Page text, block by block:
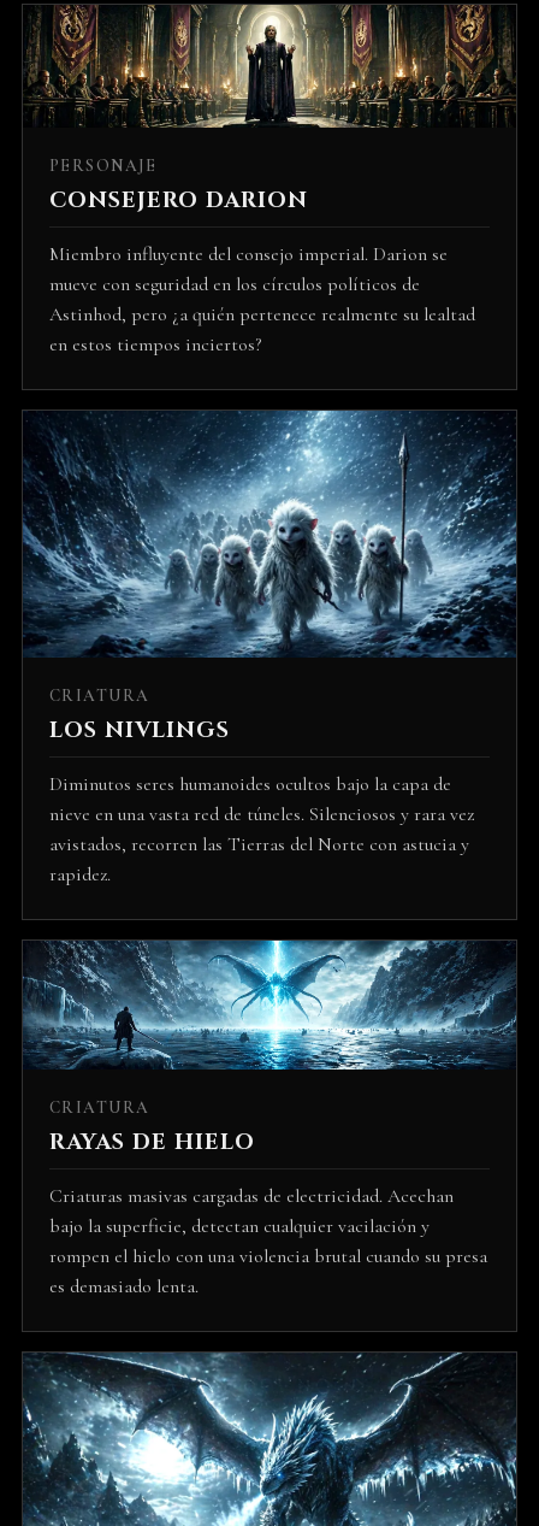
PERSONAJE
CONSEJERO DARION
Miembro influyente del consejo imperial. Darion se
mueve con seguridad en los círculos políticos de
Astinhod, pero ¿a quién pertenece realmente su lealtad
en estos tiempos inciertos?
CRIATURA
LOS NIVLINGS
Diminutos seres humanoides ocultos bajo la capa de
nieve en una vasta red de túneles. Silenciosos y rara vez
avistados, recorren las Tierras del Norte con astucia y
rapidez.
CRIATURA
RAYAS DE HIELO
Criaturas masivas cargadas de electricidad. Acechan
bajo la superficie, detectan cualquier vacilación y
rompen el hielo con una violencia brutal cuando su presa
es demasiado lenta.